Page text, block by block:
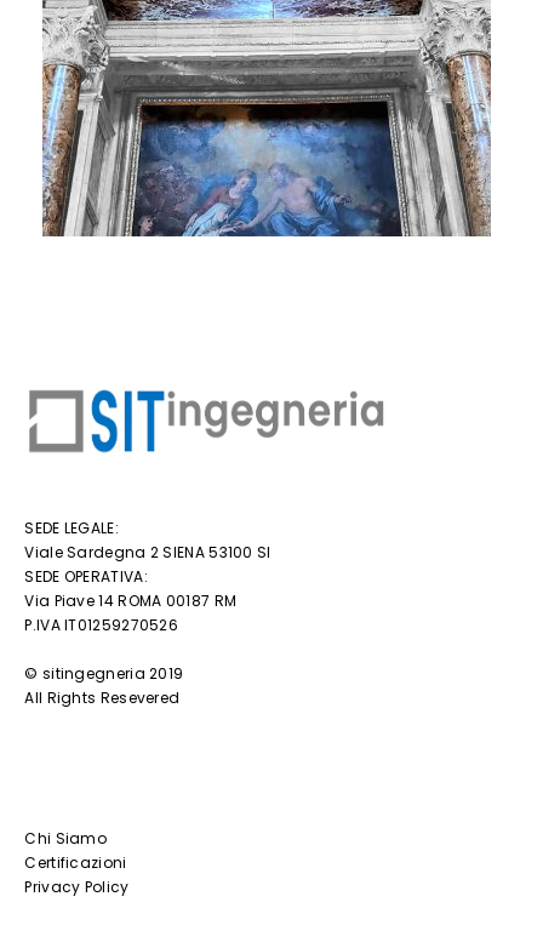
SEDE LEGALE:
Viale Sardegna 2 SIENA 53100 SI
SEDE OPERATIVA:
Via Piave 14 ROMA 00187 RM
P.IVA IT01259270526
© sitingegneria 2019
All Rights Resevered
Chi Siamo
Certificazioni
Privacy Policy